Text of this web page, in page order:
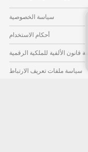
سياسة الخصوصية
أحكام الاستخدام
قانون الألفية للملكية الرقمية
سياسة ملفات تعريف الارتباط